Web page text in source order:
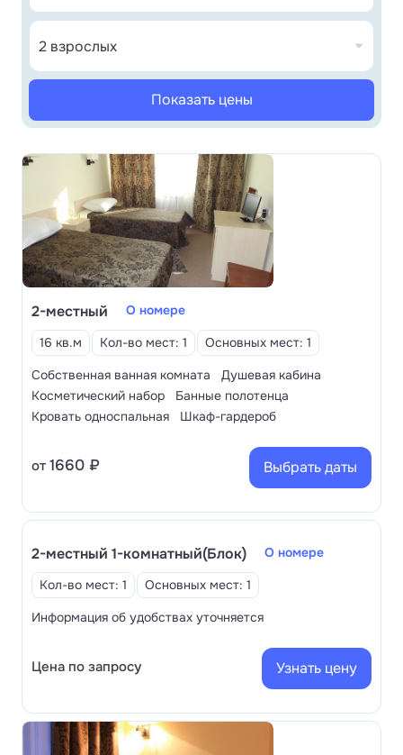
в Твери находятся спальные места, лечебная база,
столовая, бассейн. Имеется лифт для
колясочников. Огороженная территория.
Берег реки Волги и исторический центр Твери в 15
минутах ходьбы от санатория “Бобачевская Роща”
2 взрослых
Показать цены
2-местный
О номере
16 кв.м
Кол-во мест: 1
Основных мест: 1
Собственная ванная комната
Душевая кабина
Косметический набор
Банные полотенца
Кровать односпальная
Шкаф-гардероб
от 1660 ₽ Выбрать даты
2-местный 1-комнатный(Блок)
О номере
Кол-во мест: 1
Основных мест: 1
Информация об удобствах уточняется
Цена по запросу Узнать цену